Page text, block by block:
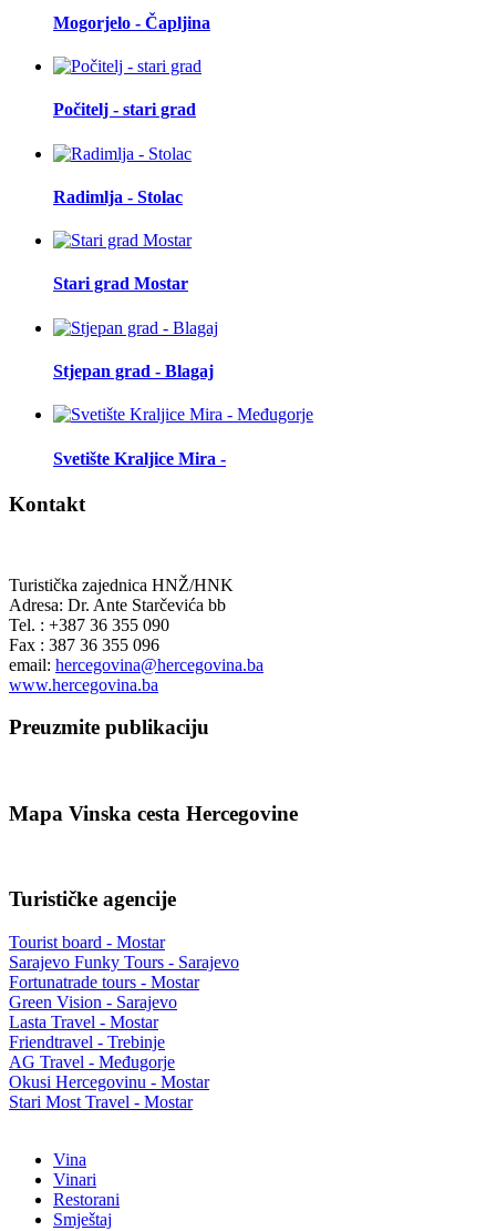
Mogorjelo - Čapljina
Počitelj - stari grad
Radimlja - Stolac
Stari grad Mostar
Stjepan grad - Blagaj
Svetište Kraljice Mira -
Kontakt
Turistička zajednica HNŽ/HNK
Adresa: Dr. Ante Starčevića bb
Tel. : +387 36 355 090
Fax : 387 36 355 096
email: hercegovina@hercegovina.ba
www.hercegovina.ba
Preuzmite publikaciju
Mapa Vinska cesta Hercegovine
Turističke agencije
Tourist board - Mostar
Sarajevo Funky Tours - Sarajevo
Fortunatrade tours - Mostar
Green Vision - Sarajevo
Lasta Travel - Mostar
Friendtravel - Trebinje
AG Travel - Međugorje
Okusi Hercegovinu - Mostar
Stari Most Travel - Mostar
Vina
Vinari
Restorani
Smještaj